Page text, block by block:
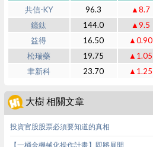
共信-KY
96.3 ▲8.7
鐿鈦
144.0 ▲9.5
益得
16.50 ▲0.90
松瑞藥
19.75 ▲1.05
聿新科
23.70 ▲1.25
大樹 相關文章
投資官股股票必須要知道的真相
【一桶金機械化操作計畫】即將展開